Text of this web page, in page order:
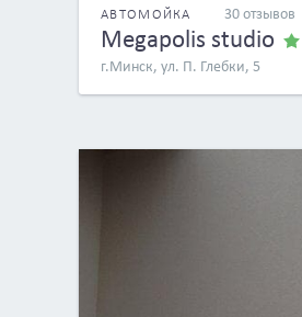
АВТОМОЙКА 30 отзывов
Megapolis studio
г.Минск, ул. П. Глебки, 5